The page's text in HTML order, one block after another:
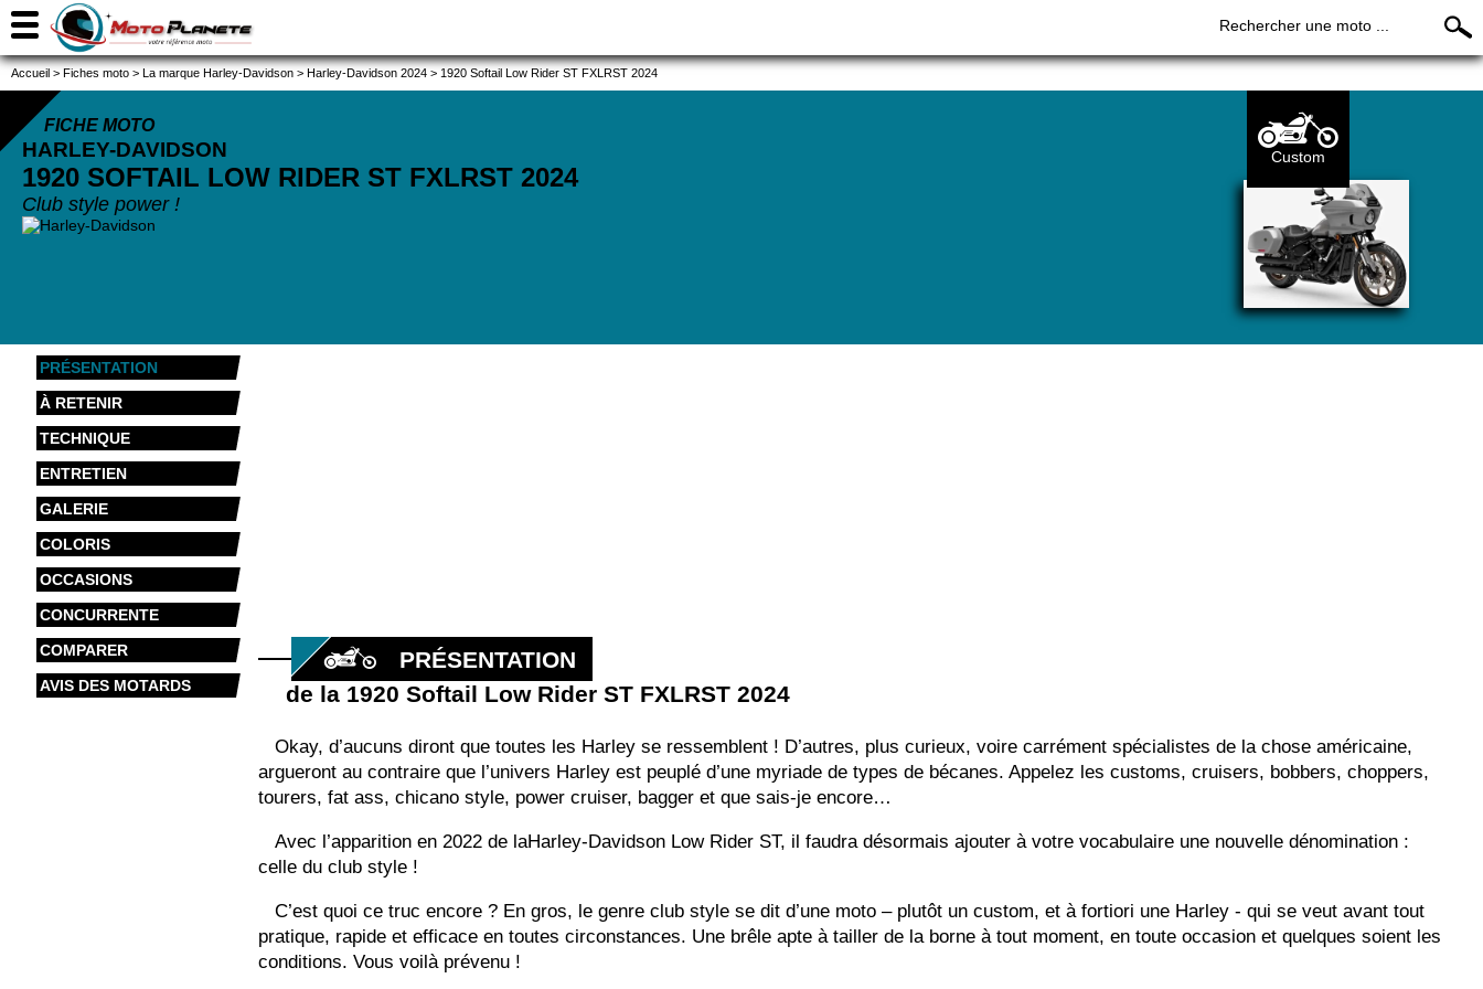
Rechercher une moto ...
Accueil > Fiches moto > La marque Harley-Davidson > Harley-Davidson 2024 > 1920 Softail Low Rider ST FXLRST 2024
FICHE MOTO
HARLEY-DAVIDSON
1920 SOFTAIL LOW RIDER ST FXLRST 2024
Club style power !
Custom
PRÉSENTATION
À RETENIR
TECHNIQUE
ENTRETIEN
GALERIE
COLORIS
OCCASIONS
CONCURRENTE
COMPARER
AVIS DES MOTARDS
PRÉSENTATION
de la 1920 Softail Low Rider ST FXLRST 2024
Okay, d’aucuns diront que toutes les Harley se ressemblent ! D’autres, plus curieux, voire carrément spécialistes de la chose américaine,
argueront au contraire que l’univers Harley est peuplé d’une myriade de types de bécanes. Appelez les customs, cruisers, bobbers, choppers,
tourers, fat ass, chicano style, power cruiser, bagger et que sais-je encore…
Avec l’apparition en 2022 de laHarley-Davidson Low Rider ST, il faudra désormais ajouter à votre vocabulaire une nouvelle dénomination :
celle du club style !
C’est quoi ce truc encore ? En gros, le genre club style se dit d’une moto – plutôt un custom, et à fortiori une Harley - qui se veut avant tout
pratique, rapide et efficace en toutes circonstances. Une brêle apte à tailler de la borne à tout moment, en toute occasion et quelques soient les
conditions. Vous voilà prévenu !